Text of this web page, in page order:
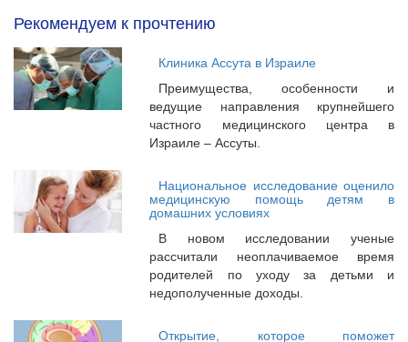
Рекомендуем к прочтению
Клиника Ассута в Израиле
Преимущества, особенности и
ведущие направления крупнейшего
частного медицинского центра в
Израиле – Ассуты.
Национальное исследование оценило
медицинскую помощь детям в
домашних условиях
В новом исследовании ученые
рассчитали неоплачиваемое время
родителей по уходу за детьми и
недополученные доходы.
Открытие, которое поможет